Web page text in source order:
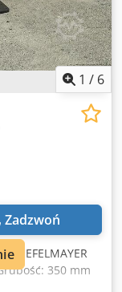
1 / 6
Zadzwoń
350 mm
600 mm